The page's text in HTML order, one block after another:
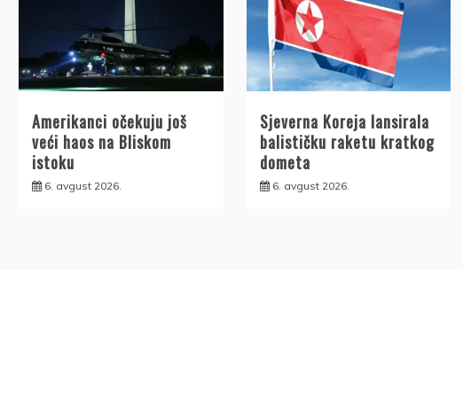
Amerikanci očekuju još
veći haos na Bliskom
istoku
6. avgust 2026.
Sjeverna Koreja lansirala
balističku raketu kratkog
dometa
6. avgust 2026.